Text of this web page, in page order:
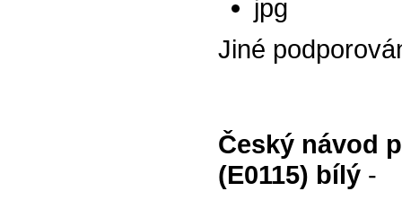
jpg
Jiné
Český návod
(E0115) bílý -